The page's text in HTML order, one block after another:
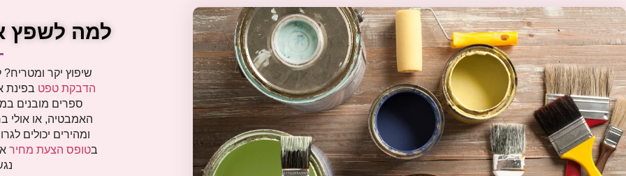
למה לשפץ
שיפוץ יקר
הדבקת טפט בפינת
ספרים מובנים
האמבטיה, או אולי
ומהירים יכולים
בטופס הצעת מחיר